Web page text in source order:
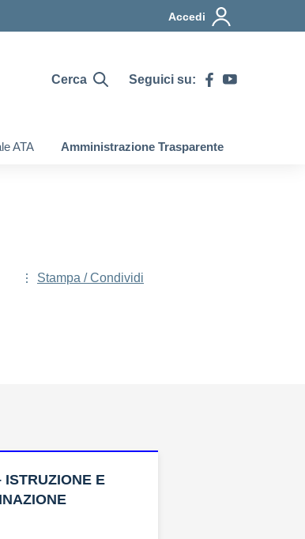
Accedi
Cerca Seguici su:
ATA Amministrazione Trasparente
Stampa / Condividi
ISTRUZIONE E